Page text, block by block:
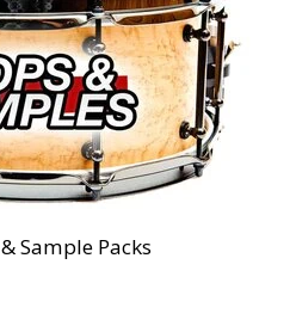
Sample Packs